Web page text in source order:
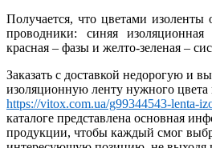
Получается, что цветами изоленты
проводники: синяя
красная – фазы и желто-зеленая –
Заказать с доставкой недорогую и
изоляционную ленту нужного
https://vitox.com.ua/g99344543-lenta-
каталоге представлена основная
продукции, чтобы каждый смог